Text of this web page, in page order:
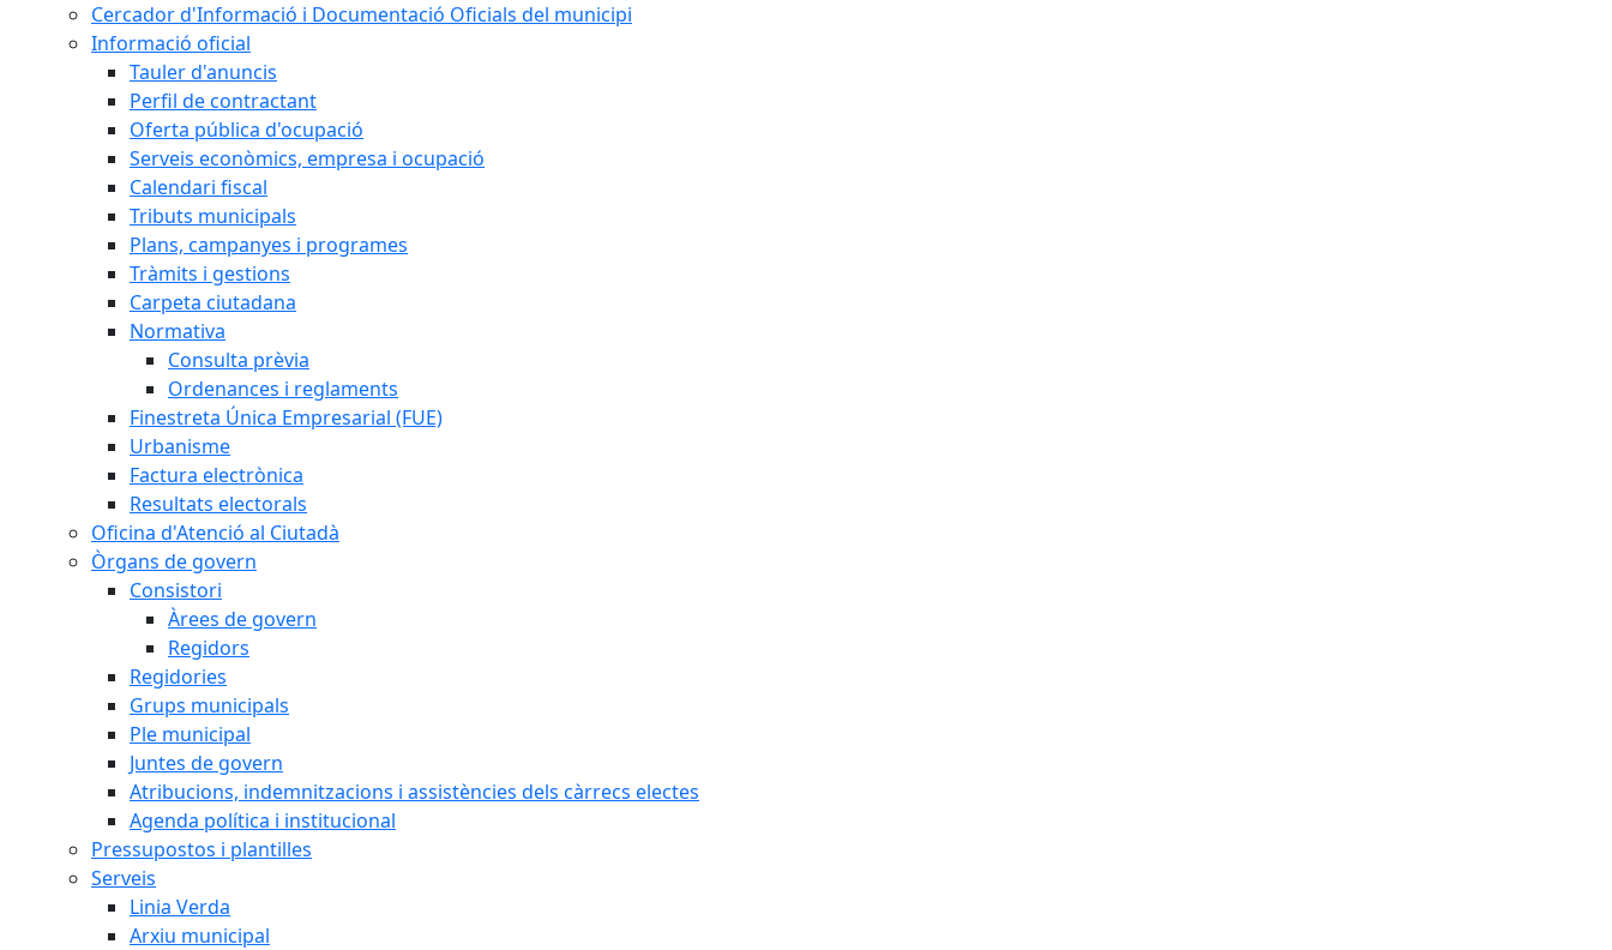
Cercador d'Informació i Documentació Oficials del municipi
Informació oficial
Tauler d'anuncis
Perfil de contractant
Oferta pública d'ocupació
Serveis econòmics, empresa i ocupació
Calendari fiscal
Tributs municipals
Plans, campanyes i programes
Tràmits i gestions
Carpeta ciutadana
Normativa
Consulta prèvia
Ordenances i reglaments
Finestreta Única Empresarial (FUE)
Urbanisme
Factura electrònica
Resultats electorals
Oficina d'Atenció al Ciutadà
Òrgans de govern
Consistori
Àrees de govern
Regidors
Regidories
Grups municipals
Ple municipal
Juntes de govern
Atribucions, indemnitzacions i assistències dels càrrecs electes
Agenda política i institucional
Pressupostos i plantilles
Serveis
Linia Verda
Arxiu municipal